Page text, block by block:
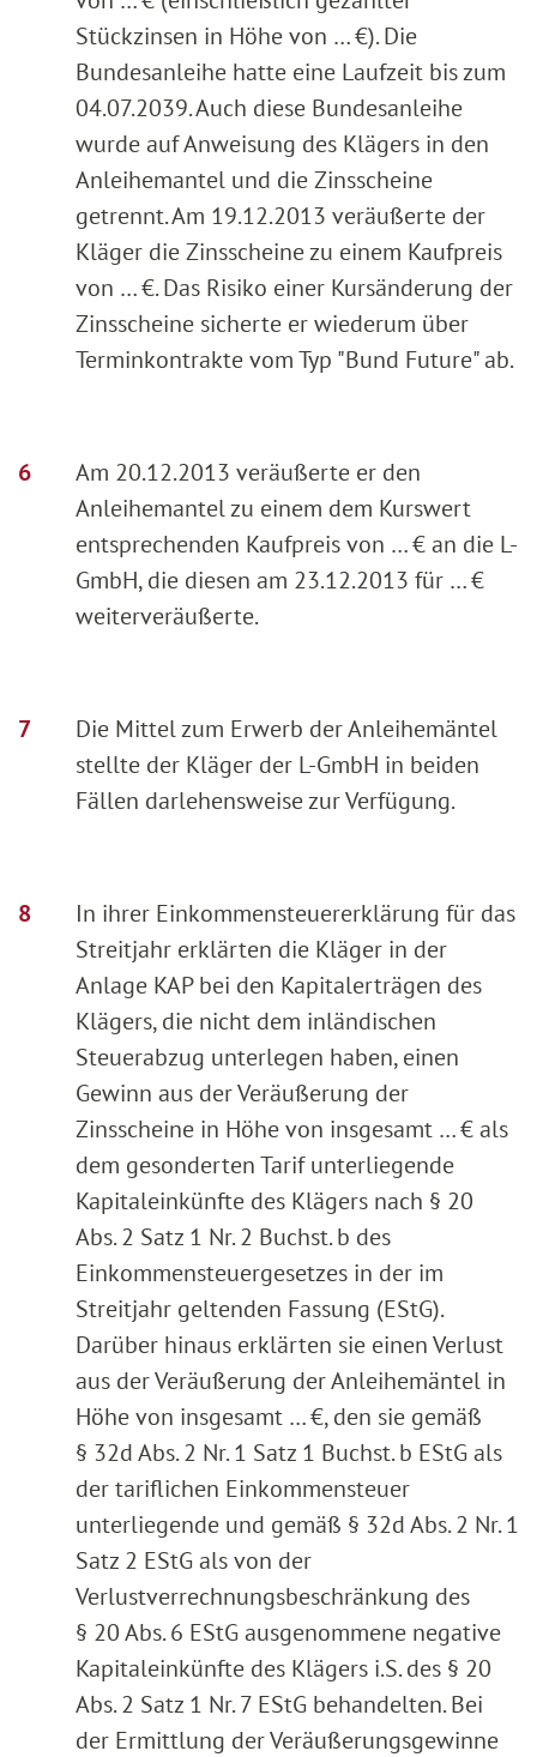
Stückzinsen in Höhe von … €). Die
Bundesanleihe hatte eine Laufzeit bis zum
04.07.2039. Auch diese Bundesanleihe
wurde auf Anweisung des Klägers in den
Anleihemantel und die Zinsscheine
getrennt. Am 19.12.2013 veräußerte der
Kläger die Zinsscheine zu einem Kaufpreis
von … €. Das Risiko einer Kursänderung der
Zinsscheine sicherte er wiederum über
Terminkontrakte vom Typ "Bund Future" ab.
Am 20.12.2013 veräußerte er den
Anleihemantel zu einem dem Kurswert
entsprechenden Kaufpreis von … € an die L-
GmbH, die diesen am 23.12.2013 für … €
weiterveräußerte.
Die Mittel zum Erwerb der Anleihemäntel
stellte der Kläger der L-GmbH in beiden
Fällen darlehensweise zur Verfügung.
In ihrer Einkommensteuererklärung für das
Streitjahr erklärten die Kläger in der
Anlage KAP bei den Kapitalerträgen des
Klägers, die nicht dem inländischen
Steuerabzug unterlegen haben, einen
Gewinn aus der Veräußerung der
Zinsscheine in Höhe von insgesamt … € als
dem gesonderten Tarif unterliegende
Kapitaleinkünfte des Klägers nach § 20
Abs. 2 Satz 1 Nr. 2 Buchst. b des
Einkommensteuergesetzes in der im
Streitjahr geltenden Fassung (EStG).
Darüber hinaus erklärten sie einen Verlust
aus der Veräußerung der Anleihemäntel in
Höhe von insgesamt … €, den sie gemäß
§ 32d Abs. 2 Nr. 1 Satz 1 Buchst. b EStG als
der tariflichen Einkommensteuer
unterliegende und gemäß § 32d Abs. 2 Nr. 1
Satz 2 EStG als von der
Verlustverrechnungsbeschränkung des
§ 20 Abs. 6 EStG ausgenommene negative
Kapitaleinkünfte des Klägers i.S. des § 20
Abs. 2 Satz 1 Nr. 7 EStG behandelten. Bei
der Ermittlung der Veräußerungsgewinne